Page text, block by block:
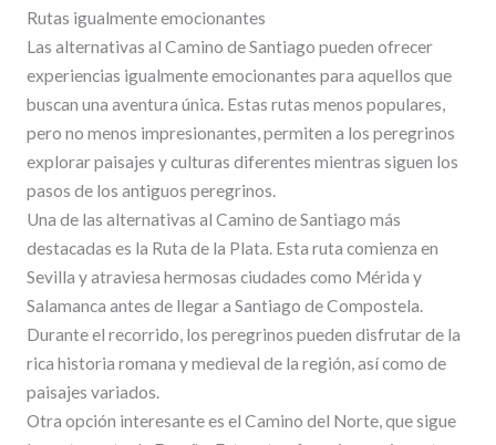
Rutas igualmente emocionantes
Las alternativas al Camino de Santiago pueden ofrecer
experiencias igualmente emocionantes para aquellos que
buscan una aventura única. Estas rutas menos populares,
pero no menos impresionantes, permiten a los peregrinos
explorar paisajes y culturas diferentes mientras siguen los
pasos de los antiguos peregrinos.
Una de las alternativas al Camino de Santiago más
destacadas es la Ruta de la Plata. Esta ruta comienza en
Sevilla y atraviesa hermosas ciudades como Mérida y
Salamanca antes de llegar a Santiago de Compostela.
Durante el recorrido, los peregrinos pueden disfrutar de la
rica historia romana y medieval de la región, así como de
paisajes variados.
Otra opción interesante es el Camino del Norte, que sigue